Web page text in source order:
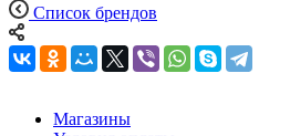
Список брендов
Магазины